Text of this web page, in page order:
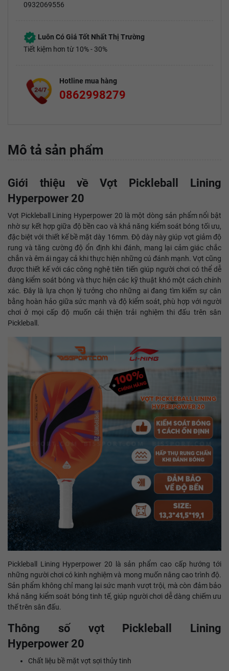
0932069556
Luôn Có Giá Tốt Nhất Thị Trường
Tiết kiệm hơn từ 10% - 30%
Hotline mua hàng
0862998279
Mô tả sản phẩm
Giới thiệu về Vợt Pickleball Lining
Hyperpower 20
Vợt Pickleball Lining Hyperpower 20 là một dòng sản phẩm nổi bật
nhờ sự kết hợp giữa độ bền cao và khả năng kiểm soát bóng tối ưu,
đặc biệt với thiết kế bề mặt dày 16mm. Độ dày này giúp vợt giảm độ
rung và tăng cường độ ổn định khi đánh, mang lại cảm giác chắc
chắn và êm ái ngay cả khi thực hiện những cú đánh mạnh. Vợt cũng
được thiết kế với các công nghệ tiên tiến giúp người chơi có thể dễ
dàng kiểm soát bóng và thực hiện các kỹ thuật khó một cách chính
xác. Đây là lựa chọn lý tưởng cho những ai đang tìm kiếm sự cân
bằng hoàn hảo giữa sức mạnh và độ kiểm soát, phù hợp với người
chơi ở mọi cấp độ muốn cải thiện trải nghiệm thi đấu trên sân
Pickleball.
Pickleball Lining Hyperpower 20 là sản phẩm cao cấp hướng tới
những người chơi có kinh nghiệm và mong muốn nâng cao trình độ.
Sản phẩm không chỉ mang lại sức mạnh vượt trội, mà còn đảm bảo
khả năng kiểm soát bóng tinh tế, giúp người chơi dễ dàng chiếm ưu
thế trên sân đấu.
Thông số vợt Pickleball Lining
Hyperpower 20
Chất liệu bề mặt vợt sợi thủy tinh